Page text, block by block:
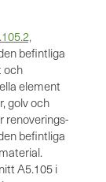
befintliga
och
element
golv och
renoverings-
befintliga
A5.105 i